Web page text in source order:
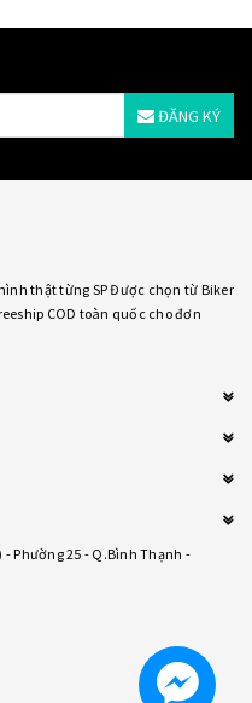
ĐĂNG KÝ
thật từng SP Được chọn từ Biker
COD toàn quốc cho đơn
- Phường 25 - Q.Bình Thạnh -